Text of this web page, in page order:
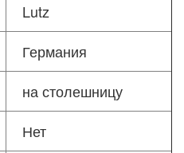
Lutz
Германия
на столешницу
Нет